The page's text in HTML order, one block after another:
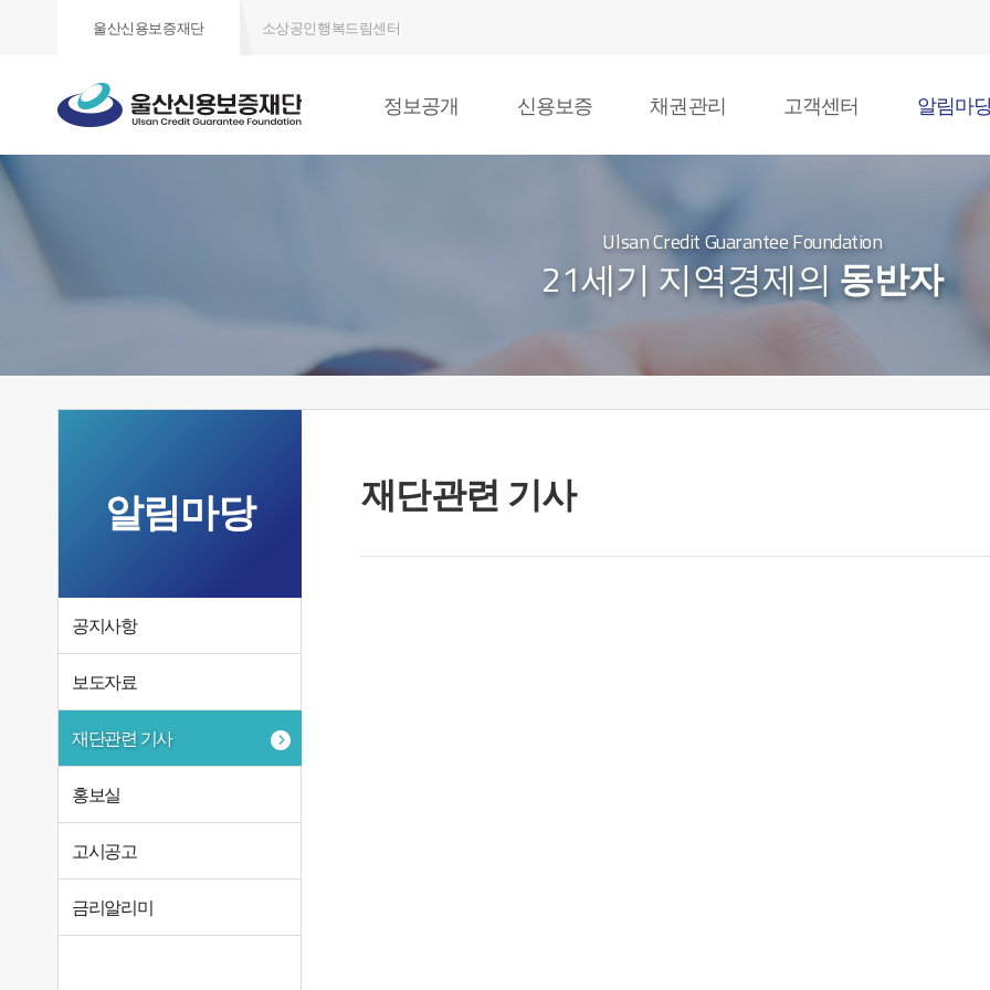
울산신용보증재단 소상공인행복드림센터
정보공개 신용보증 채권관리 고객센터 알림마
Ulsan Credit Guarantee Foundation
21세기 지역경제의 동반자
알림마당
공지사항
보도자료
재단관련 기사
홍보실
고시공고
금리알리미
재단관련 기사